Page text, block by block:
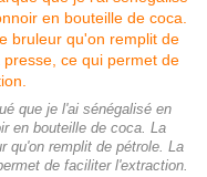
que je l'ai sénégalisé en
en bouteille de coca. La
qu'on remplit de pétrole. La
de faciliter l'extraction.